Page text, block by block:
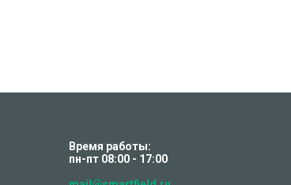
Время работы:
пн-пт 08:00 - 17:00